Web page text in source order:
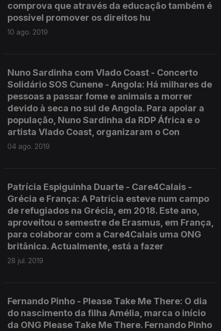
comprova que através da educação também é
possível promover os direitos hu
10 ago. 2019
Nuno Sardinha com Vlado Coast - Concerto
Solidário SOS Cunene - Angola: Há milhares de
pessoas a passar fome e animais a morrer
devido à seca no sul de Angola. Para apoiar a
população, Nuno Sardinha da RDP África e o
artista Vlado Coast, organizaram o Con
04 ago. 2019
Patrícia Espiguinha Duarte - Care4Calais -
Grécia e França: A Patrícia esteve num campo
de refugiados na Grécia, em 2018. Este ano,
aproveitou o semestre de Erasmus, em França,
para colaborar com a Care4Calais uma ONG
britânica. Actualmente, está a fazer
28 jul. 2019
Fernando Pinho - Please Take Me There: O dia
do nascimento da filha Amélia, marca o início
da ONG Please Take Me There. Fernando Pinho